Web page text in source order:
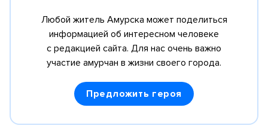
Любой житель Амурска может поделиться
информацией об интересном человеке
с редакцией сайта. Для нас очень важно
участие амурчан в жизни своего города.
Предложить героя